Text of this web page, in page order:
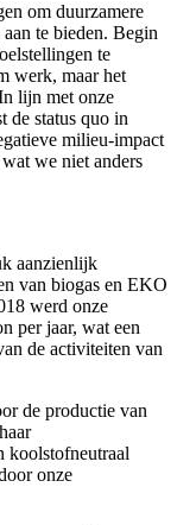
om duurzamere
te bieden. Begin
te
werk, maar het
lijn met onze
de status quo in
milieu-impact
we niet anders
aanzienlijk
van biogas en EKO
werd onze
per jaar, wat een
de activiteiten van
de productie van
koolstofneutraal
onze